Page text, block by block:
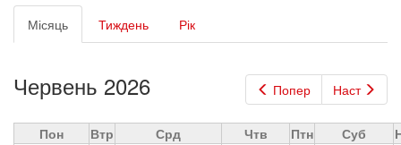
Первинні
вкладки
Місяць (активна
вкладка)
Тиждень Рік
Попер Наст
Червень 2026
Пон Втр Срд Чтв Птн Суб